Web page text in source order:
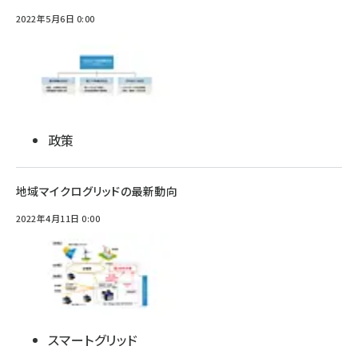
2022年5月6日 0:00
政策
地域マイクログリッドの最新動向
2022年4月11日 0:00
スマートグリッド